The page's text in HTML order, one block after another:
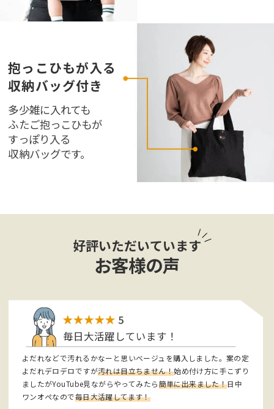
抱っこひもが入る
収納バッグ付き
多少雑に入れても
ふたご抱っこひもが
すっぽり入る
収納バッグです。
好評いただいています
お客様の声
毎日大活躍しています！
よだれなどで汚れるかなーと思いベージュを購入しました。案の定
よだれデロデロですが汚れは目立ちません！始め付け方に手こずり
ましたがYouTube見ながらやってみたら簡単に出来ました！日中
ワンオペなので毎日大活躍してます！